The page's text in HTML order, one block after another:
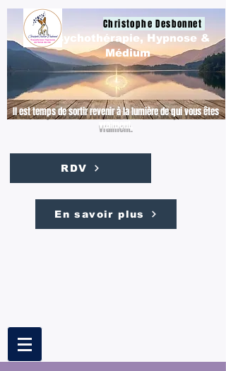
Christophe Desbonnet
Il est temps de sortir revenir à la lumière de qui vous êtes
vraiment.
Psychothérapie, Hypnose &
Médium
RDV
En savoir plus